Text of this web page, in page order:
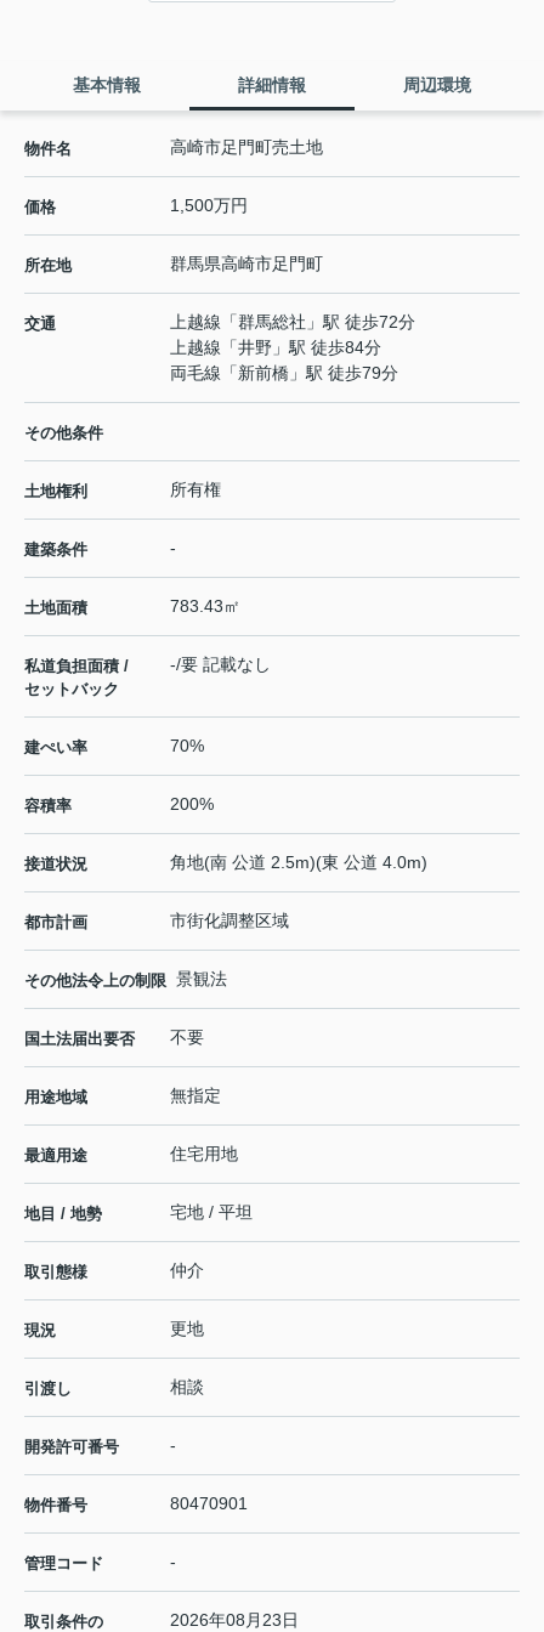
基本情報 詳細情報 周辺環境
物件名 高崎市足門町売土地
価格 1,500万円
所在地 群馬県高崎市足門町
交通 上越線 「群馬総社 」駅 徒歩72分
上越線 「井野 」駅 徒歩84分
両毛線 「新前橋 」駅 徒歩79分
その他条件
土地権利 所有権
建築条件 -
土地面積 783.43㎡
私道負担面積 /
セットバック
-/要 記載なし
建ぺい率 70%
容積率 200%
接道状況 角地(南 公道 2.5m)(東 公道 4.0m)
都市計画 市街化調整区域
その他法令上の制限 景観法
国土法届出要否 不要
用途地域 無指定
最適用途 住宅用地
地目 / 地勢 宅地 / 平坦
取引態様 仲介
現況 更地
引渡し 相談
開発許可番号 -
物件番号 80470901
管理コード -
取引条件の 2026年08月23日